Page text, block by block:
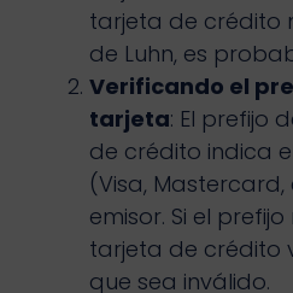
tarjeta de crédito
de Luhn, es
Verificando el
tarjeta: El prefijo
de crédito indica
(Visa,
emisor. Si el
tarjeta de crédito
que sea inválido.